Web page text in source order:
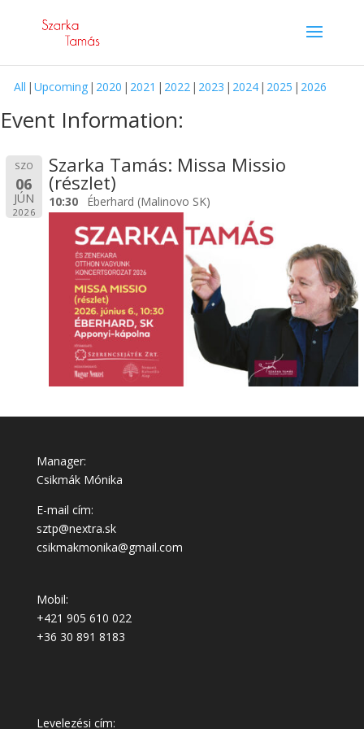
All Upcoming 2020 2021 2022 2023 2024 2025 2026
Event Information:
SZO
06
JÚN
2026
Szarka Tamás: Missa Missio
(részlet)
10:30 Éberhard (Malinovo SK)
Manager:
Csikmák Mónika
E-mail cím:
sztp@nextra.sk
csikmakmonika@gmail.com
Mobil:
+421 905 610 022
+36 30 891 8183
Levelezési cím: